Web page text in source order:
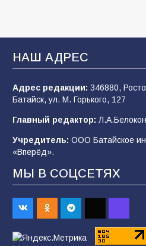
«Мобилизация или
деле происходит в армии
«Пургу нести — не поля
заявления о
пропагандистский вброс
НАШ АДРЕС
Адрес редакции: 346880,
Батайск, ул. М. Горького, 127
Главный редактор:
Учредитель: ООО Батайское
«Вперёд».
МЫ В СОЦСЕТЯХ